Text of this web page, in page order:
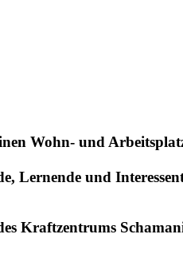
Wohn- und
Lernende und
Kraftzentrums